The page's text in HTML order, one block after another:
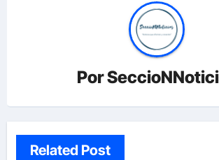
Por
Related Post